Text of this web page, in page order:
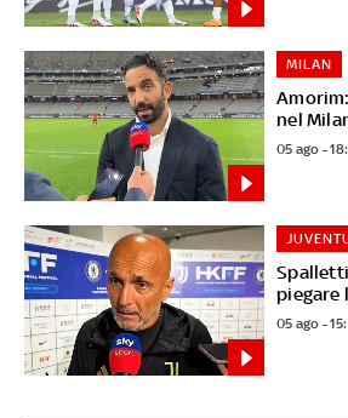
nel
MILAN
05 ago -
piegare
05 ago -